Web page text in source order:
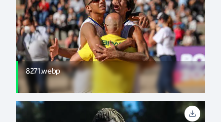
8271.webp